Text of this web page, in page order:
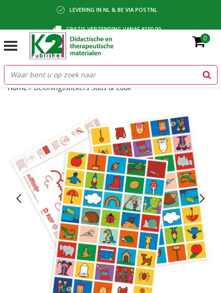
LEVERING IN NL & BE VIA POSTNL
GRATIS VERZENDING VANAF €150,00
BETALING VIA IDEAL, BANCONTACT OF FACTUUR
0
Home/Beloningsstickers Suus & Luuk